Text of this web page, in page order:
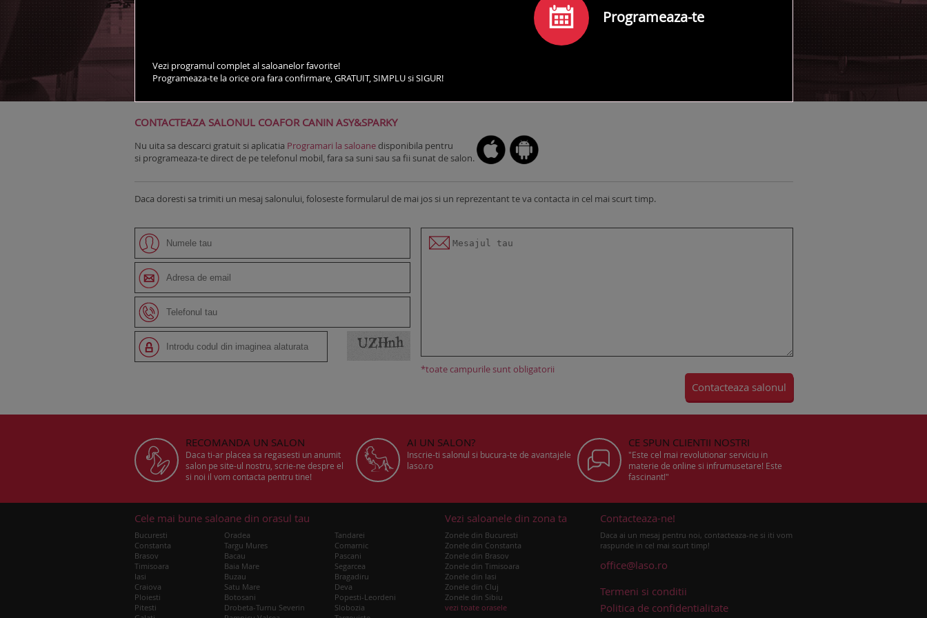
DESPRE SALON SERVICII
CONTACTEAZA SALONUL COAFOR CANIN ASY&SPARKY
Nu uita sa descarci gratuit si aplicatia Programari la saloanedisponibila pentru
si programeaza-te direct de pe telefonul mobil, fara sa suni sau sa fii sunat de salon.
Daca doresti sa trimiti un mesaj salonului, foloseste formularul de mai jos si un reprezentant te va contacta in cel mai scurt timp.
*toate campurile sunt obligatorii
RECOMANDA UN SALON
Daca ti-ar placea sa regasesti un anumit
salon pe site-ul nostru, scrie-ne despre el
si noi il vom contacta pentru tine!
AI UN SALON?
Inscrie-ti salonul si bucura-te de avantajele
laso.ro
CE SPUN CLIENTII NOSTRI
"Este cel mai revolutionar serviciu in
materie de online si infrumusetare! Este
fascinant!"
Cele mai bune saloane din orasul tau
Bucuresti
Constanta
Brasov
Timisoara
Iasi
Craiova
Ploiesti
Pitesti
Oradea
Targu Mures
Bacau
Baia Mare
Buzau
Satu Mare
Botosani
Drobeta-Turnu Severin
Tandarei
Comarnic
Pascani
Segarcea
Bragadiru
Deva
Popesti-Leordeni
Slobozia
Vezi saloanele din zona ta
Zonele din Bucuresti
Zonele din Constanta
Zonele din Brasov
Zonele din Timisoara
Zonele din Iasi
Zonele din Cluj
Zonele din Sibiu
vezi toate orasele
Contacteaza-ne!
Daca ai un mesaj pentru noi, contacteaza-ne si iti vom
raspunde in cel mai scurt timp!
office@laso.ro
Termeni si conditii
Politica de confidentialitate
Programeaza-te
Vezi programul complet al saloanelor favorite!
Programeaza-te la orice ora fara confirmare, GRATUIT, SIMPLU si SIGUR!